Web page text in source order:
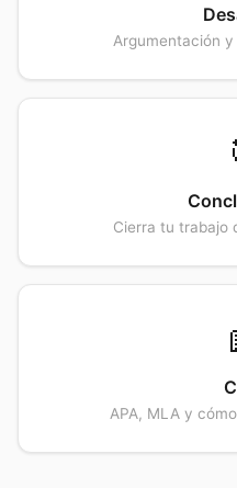
Argumentación
Cierra tu trabajo
APA, MLA y